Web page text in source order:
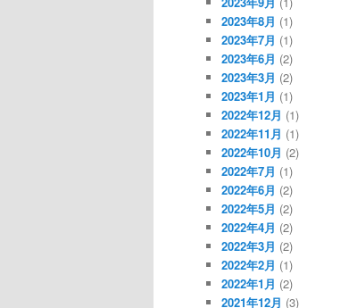
2023年8月 (1)
2023年7月 (1)
2023年6月 (2)
2023年3月 (2)
2023年1月 (1)
2022年12月 (1)
2022年11月 (1)
2022年10月 (2)
2022年7月 (1)
2022年6月 (2)
2022年5月 (2)
2022年4月 (2)
2022年3月 (2)
2022年2月 (1)
2022年1月 (2)
2021年12月 (3)